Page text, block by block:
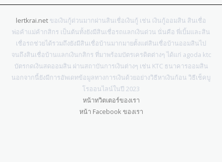
lertkrai.net ขอเงินกู้ด่วนมากผ่านสินเชื่อเงินกู้ เช่น เงินกู้ออมสิน สินเชื่อ
พ่อค้าแม่ค้ากสิกร เป็นต้นทั้งยังมีสินเชื่อรถแลกเงินด่วน นั่นคือ พี่เบิ้มและสิน
เชื่อรถช่วยได้รวมถึงยังมีสินเชื่อบ้านมากมายตั้งแต่สินเชื่อบ้านออมสินไป
จนถึงสินเชื่อบ้านแลกเงินกสิกร ที่มาพร้อมบัตรเครดิตต่างๆ ได้แก่ agoda ktc
บัตรกดเงินสดออมสิน ผ่านสถาบันการเงินต่างๆ เช่น KTC ธนาคารออมสิน
นอกจากนี้ยังมีการอัพเดทข้อมูลทางการเงินด้วยอย่างวิธีหาเงินก้อน วิธีเช็คบู
โรออนไลน์ในปี 2023
หน้าทวิตเตอร์ของเรา
หน้า Facebook ของเรา